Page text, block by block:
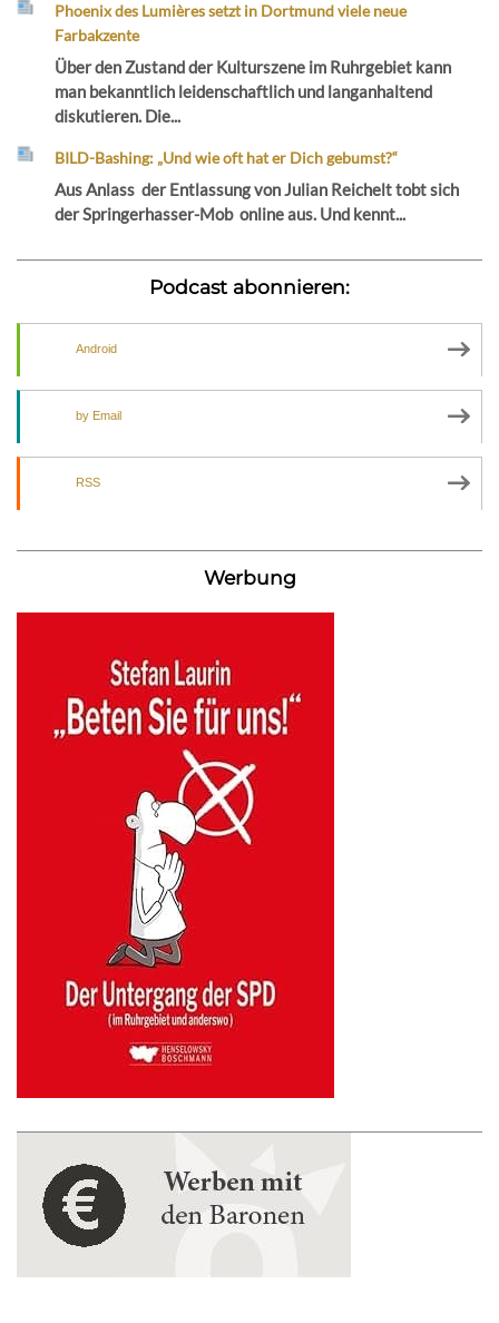
Phoenix des Lumières setzt in Dortmund viele neue
Farbakzente
Über den Zustand der Kulturszene im Ruhrgebiet kann
man bekanntlich leidenschaftlich und langanhaltend
diskutieren. Die...
BILD-Bashing: „Und wie oft hat er Dich gebumst?“
Aus Anlass der Entlassung von Julian Reichelt tobt sich
der Springerhasser-Mob online aus. Und kennt...
Podcast abonnieren:
Android
by Email
RSS
Werbung